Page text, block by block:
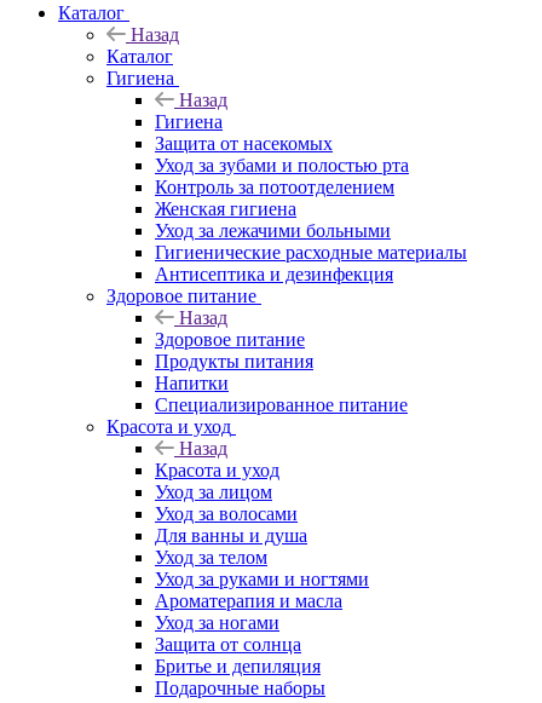
Каталог
Назад
Каталог
Гигиена
Назад
Гигиена
Защита от насекомых
Уход за зубами и полостью рта
Контроль за потоотделением
Женская гигиена
Уход за лежачими больными
Гигиенические расходные материалы
Антисептика и дезинфекция
Здоровое питание
Назад
Здоровое питание
Продукты питания
Напитки
Специализированное питание
Красота и уход
Назад
Красота и уход
Уход за лицом
Уход за волосами
Для ванны и душа
Уход за телом
Уход за руками и ногтями
Ароматерапия и масла
Уход за ногами
Защита от солнца
Бритье и депиляция
Подарочные наборы